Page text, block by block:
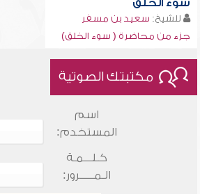
سوء الخلق
للشيخ: سعيد بن مسفر
جزء من محاضرة ( سوء الخلق)
مكتبتك الصوتية
اسم
المستخدم:
كـلـــمـة
الـمـــــرور: